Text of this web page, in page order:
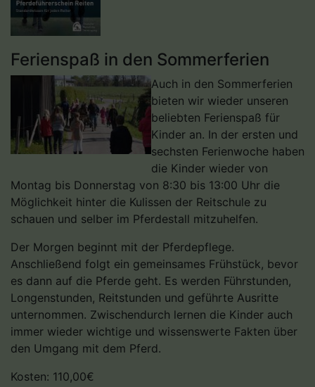
Ferienspaß in den Sommerferien
Auch in den Sommerferien
bieten wir wieder unseren
beliebten Ferienspaß für
Kinder an. In der ersten und
sechsten Ferienwoche haben
die Kinder wieder von
Montag bis Donnerstag von 8:30 bis 13:00 Uhr die
Möglichkeit hinter die Kulissen der Reitschule zu
schauen und selber im Pferdestall mitzuhelfen.
Der Morgen beginnt mit der Pferdepflege.
Anschließend folgt ein gemeinsames Frühstück, bevor
es dann auf die Pferde geht. Es werden Führstunden,
Longenstunden, Reitstunden und geführte Ausritte
unternommen. Zwischendurch lernen die Kinder auch
immer wieder wichtige und wissenswerte Fakten über
den Umgang mit dem Pferd.
Kosten: 110,00€